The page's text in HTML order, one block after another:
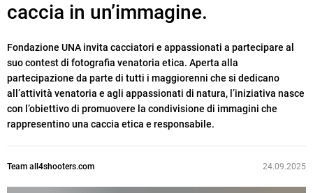
caccia in un’immagine.
Fondazione UNA invita cacciatori e appassionati a partecipare al
suo contest di fotografia venatoria etica. Aperta alla
partecipazione da parte di tutti i maggiorenni che si dedicano
all’attività venatoria e agli appassionati di natura, l’iniziativa nasce
con l’obiettivo di promuovere la condivisione di immagini che
rappresentino una caccia etica e responsabile.
Team all4shooters.com 24.09.2025